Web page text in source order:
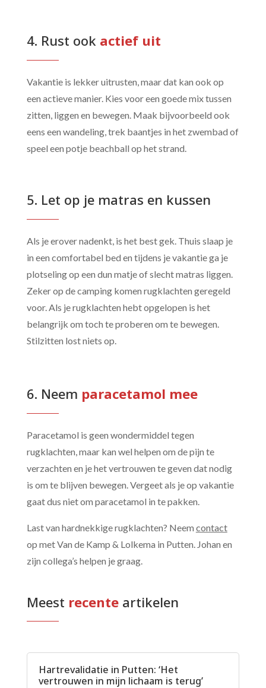
4. Rust ook actief uit
Vakantie is lekker uitrusten, maar dat kan ook op
een actieve manier. Kies voor een goede mix tussen
zitten, liggen en bewegen. Maak bijvoorbeeld ook
eens een wandeling, trek baantjes in het zwembad of
speel een potje beachball op het strand.
5. Let op je matras en kussen
Als je erover nadenkt, is het best gek. Thuis slaap je
in een comfortabel bed en tijdens je vakantie ga je
plotseling op een dun matje of slecht matras liggen.
Zeker op de camping komen rugklachten geregeld
voor. Als je rugklachten hebt opgelopen is het
belangrijk om toch te proberen om te bewegen.
Stilzitten lost niets op.
6. Neem paracetamol mee
Paracetamol is geen wondermiddel tegen
rugklachten, maar kan wel helpen om de pijn te
verzachten en je het vertrouwen te geven dat nodig
is om te blijven bewegen. Vergeet als je op vakantie
gaat dus niet om paracetamol in te pakken.
Last van hardnekkige rugklachten? Neem contact
op met Van de Kamp & Lolkema in Putten. Johan en
zijn collega’s helpen je graag.
Meest recente artikelen
Hartrevalidatie in Putten: ‘Het
vertrouwen in mijn lichaam is terug’